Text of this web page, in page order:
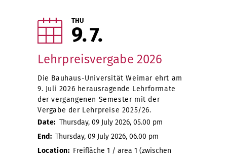
THU
9 7
Lehrpreisvergabe 2026
Die Bauhaus-Universität Weimar ehrt am
9. Juli 2026 herausragende Lehrformate
der vergangenen Semester mit der
Vergabe der Lehrpreise 2025/26.
Date: Thursday, 09 July 2026, 05.00 pm
End: Thursday, 09 July 2026, 06.00 pm
Location: Freifläche 1 / area 1 (zwischen